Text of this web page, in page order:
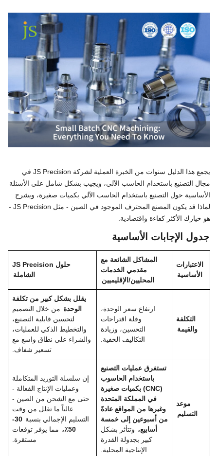
يجمع هذا الدليل سنوات من الخبرة العملية لشركة JS Precision في
مجال التصنيع باستخدام الحاسب الآلي، ويجيب بشكل شامل على الأسئلة
الأساسية حول التصنيع باستخدام الحاسب الآلي بكميات صغيرة، ويشرح
لماذا قد يكون المصنع المحترف الموجود في الصين - مثل JS Precision -
هو خيارك الأكثر كفاءة واقتصادية.
جدول الإجابات الأساسية
الاعتبارات
الأساسية
المشاكل الشائعة مع
مقدمي الخدمات
المحليين/الإقليميين
حلول JS Precision
الشاملة
التكلفة
والقيمة
ارتفاع سعر الوحدة،
وقلة اقتراحات
التحسين، وزيادة
التكاليف الخفية.
يقلل بشكل كبير من تكلفة
الوحدة من خلال التصميم
لتحسين قابلية التصنيع،
والتخطيط الذكي للعمليات،
والشراء على نطاق واسع مع
تسعير شفاف.
موعد
التسليم
تستغرق عمليات التصنيع
باستخدام الحاسوب
(CNC) بكميات صغيرة
في المملكة المتحدة
وغيرها من المواقع عادةً
من أسبوعين إلى خمسة
أسابيع، وتتأثر بشكل
كبير بجدولة القدرة
الإنتاجية المحلية.
إن سلسلة التوريد المتكاملة
وعمليات الإنتاج الفعالة -
حتى مع الشحن من الصين -
غالباً ما تقلل من وقت
التسليم الإجمالي بنسبة
30-
50٪،
مما يوفر توقعات
مستقرة.